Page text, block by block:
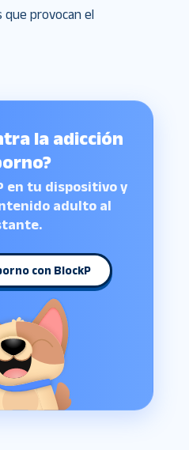
que provocan el
la adicción
en tu dispositivo y
adulto al
con BlockP